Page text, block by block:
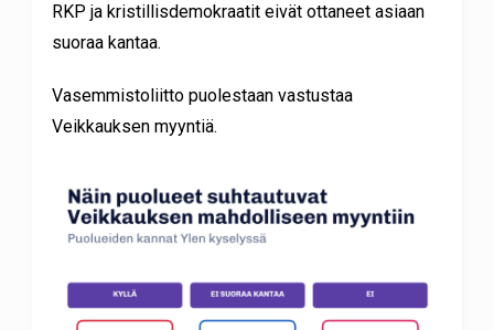
RKP ja kristillisdemokraatit eivät ottaneet asiaan
suoraa kantaa.
Vasemmistoliitto puolestaan vastustaa
Veikkauksen myyntiä.